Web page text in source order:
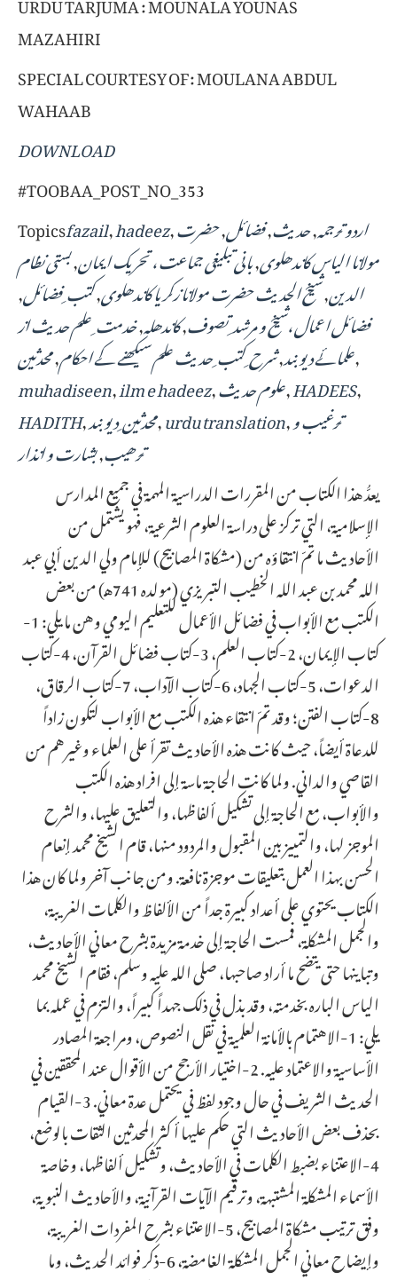
MAZAHIRI
SPECIAL COURTESY OF: MOULANA ABDUL
WAHAAB
DOWNLOAD
#TOOBAA_POST_NO_353
Topicsfazail,hadeez, اردو ترجمہ,حدیث,فضائل,حضرت
مولانا الیاس کاندھلوی,بانی تبلیغی جماعت ، تحریک ایمان,بستی نظام
الدین,شیخ الحدیث حضرت مولانا زکریا کاندھلوی,کتب ِ فضائل,
فضائل اعمال ،شیخ و مرشد ِ تصوف,کاندھلہ,خدمت ِ علم حدیث از
علمائے دیوبند,شرح ِ کتب ِ حدیث علم سیکھنے کے احکام,محدثین
,
muhadiseen,ilm e hadeez,علوم حدیث,HADEES,
HADITH,محدثین ِ دیوبند,urdu translation,ترغیب و
ترھیب,بشارت و انذار
يعدُّ هذا الكتاب من المقررات الدراسية المهمة في جميع المدارس
الإسلامية، التي تركز على دراسة العلوم الشرعية، فهو يشتمل من
الأحاديث ما تمّ انتقاؤه من (مشكاة المصابيح) للإمام ولي الدين أبي عبد
الله محمد بن عبد الله الخطيب التبريزي (مولده 741هـ) من بعض
الكتب مع الأبواب في فضائل الأعمال للتعليم اليومي وهن ما يلي: 1-
كتاب الإيمان، 2-كتاب العلم، 3-كتاب فضائل القرآن، 4-كتاب
الدعوات، 5-كتاب الجهاد، 6-كتاب الآداب، 7-كتاب الرقاق،
8-كتاب الفتن؛ وقد تمّ انتقاء هذه الكتب مع الأبواب لتكون زاداً
للدعاة أيضاً، حيث كانت هذه الأحاديث تقرأ على العلماء وغيرهم من
القاصي والداني. ولما كانت الحاجة ماسة إلى افراد هذه الكتب
والأبواب، مع الحاجة إلى تشكيل ألفاظها، والتعليق عليها، والشرح
الموجز لها، والتمييز بين المقبول والمردود منها، قام الشيخ محمد إنعام
الحسن بهذا العمل بتعليقات موجزة نافعة. ومن جانب آخر ولما كان هذا
الكتاب يحتوي على أعداد كبيرة جداً من الألفاظ والكلمات الغريبة،
والجمل المشكلة، فمست الحاجة إلى خدمة مزيدة بشرح معاني الأحاديث،
وتباينها حتى يتضح ما أراد صاحبها، صلى الله عليه وسلم، فقام الشيخ محمد
الياس الباره بخدمته، وقد بذل في ذلك جهداً كبيراً، والتزم في عمله بما
يلي: 1-الاهتمام بالأمانة العلمية في نقل النصوص، ومراجعة المصادر
الأساسية والاعتماد عليه. 2-اختيار الأرجح من الأقوال عند المحققين في
الحديث الشريف في حال وجود لفظ في يحتمل عدة معاني. 3-القيام
بحذف بعض الأحاديث التي حكم عليها أكثر المحدثين الثقات بالوضع،
4-الاعتناء بضبط الكلمات في الأحاديث، وتشكيل ألفاظها، وخاصة
الأسماء المشكلة المشتبهة، وترقيم الآيات القرآنية، والأحاديث النبوية،
وفق ترتيب مشكاة المصابيح، 5-الاعتناء بشرح المفردات الغريبة،
وإيضاح معاني الجمل المشكلة الغامضة، 6-ذكر فوائد الحديث، وما